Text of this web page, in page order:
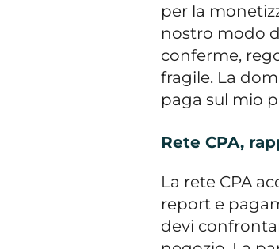
per la
nostro modo
conferme,
fragile. La
paga sul mio
Rete CPA,
La rete CPA
report e
devi